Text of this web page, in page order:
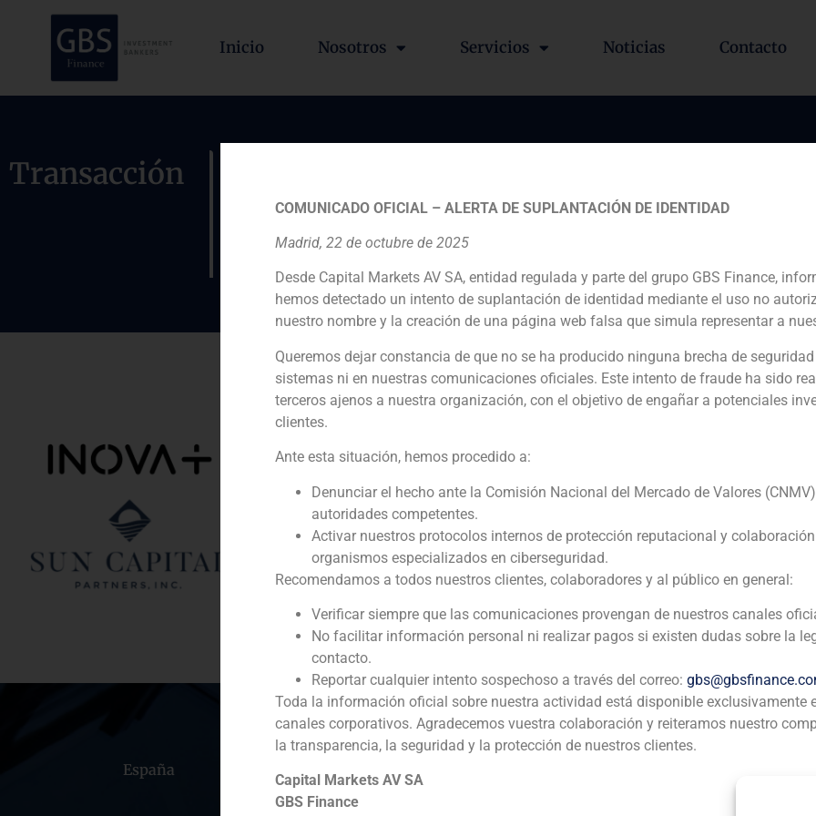
Inicio Nosotros Servicios Noticias Contacto
Transacción
exclusivo de Sun Capital en la
Inova+
Rol: Asesor financiero
Sun Capital Partners
Servicio / Sector
Servicios empresariales/Educación
Descripción
GBS Finance actuó como asesor financiero exclusivo de
Inova+
España
COMUNICADO OFICIAL – ALERTA DE SUPLANTACIÓN DE IDENTIDAD
Madrid, 22 de octubre de 2025
Desde Capital Markets AV SA, entidad regulada y parte del grupo GBS Finance,
hemos detectado un intento de suplantación de identidad mediante el uso no
nuestro nombre y la creación de una página web falsa que simula representar a
Queremos dejar constancia de que no se ha producido ninguna brecha de
sistemas ni en nuestras comunicaciones oficiales. Este intento de fraude ha sido
terceros ajenos a nuestra organización, con el objetivo de engañar a potenciales
clientes.
Ante esta situación, hemos procedido a:
Denunciar el hecho ante la Comisión Nacional del Mercado de Valores
autoridades competentes.
Activar nuestros protocolos internos de protección reputacional y
organismos especializados en ciberseguridad.
Recomendamos a todos nuestros clientes, colaboradores y al público en general:
Verificar siempre que las comunicaciones provengan de nuestros canales
No facilitar información personal ni realizar pagos si existen dudas sobre la
contacto.
Reportar cualquier intento sospechoso a través del correo:
Toda la información oficial sobre nuestra actividad está disponible exclusivamente
canales corporativos. Agradecemos vuestra colaboración y reiteramos nuestro
la transparencia, la seguridad y la protección de nuestros clientes.
Capital Markets AV SA
GBS Finance